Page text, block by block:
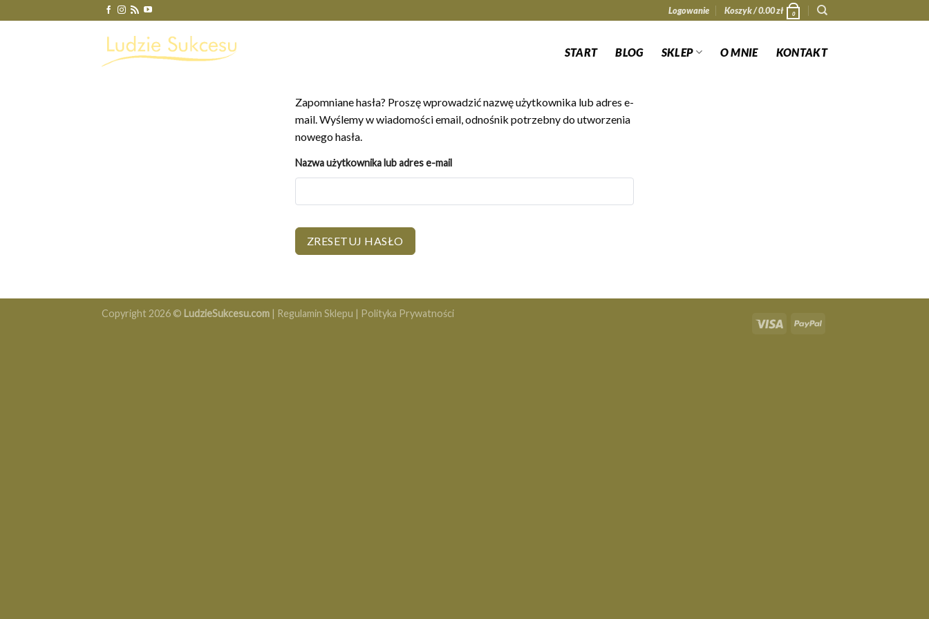
to
Logowanie Koszyk /0.00zł 0
START BLOG SKLEP O MNIE KONTAKT
Zapomniane hasła? Proszę wprowadzić nazwę użytkownika lub adres e-
mail. Wyślemy w wiadomości email, odnośnik potrzebny do utworzenia
nowego hasła.
Nazwa użytkownika lub adres e-mail
ZRESETUJ HASŁO
Copyright 2026 © LudzieSukcesu.com | Regulamin Sklepu | Polityka Prywatności